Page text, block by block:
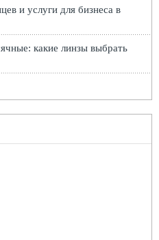
и услуги для бизнеса в
какие линзы выбрать